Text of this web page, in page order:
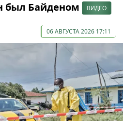
был Байденом
ВИДЕО
06 АВГУСТА 2026 17:11